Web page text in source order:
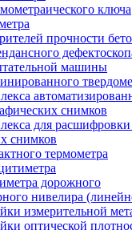
ключа
прочности
машины
снимков
для
снимков
термометра
дорожного
нивелира
измерительной
оптической